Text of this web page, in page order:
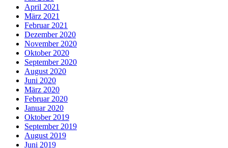
April 2021
März 2021
Februar 2021
Dezember 2020
November 2020
Oktober 2020
September 2020
August 2020
Juni 2020
März 2020
Februar 2020
Januar 2020
Oktober 2019
September 2019
August 2019
Juni 2019